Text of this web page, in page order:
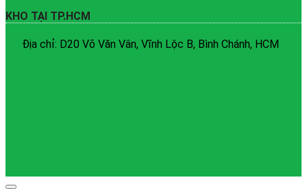
KHO TẠI TP.HCM
Địa chỉ: D20 Võ Văn Vân, Vĩnh Lộc B, Bình Chánh, HCM